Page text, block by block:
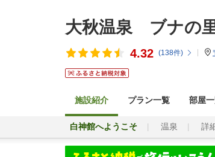
大秋温泉 ブナの
4.32 (138件)
施設紹介 プラン一覧 部屋
白神館へようこそ 温泉 詳